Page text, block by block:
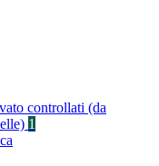
controllati (da
1